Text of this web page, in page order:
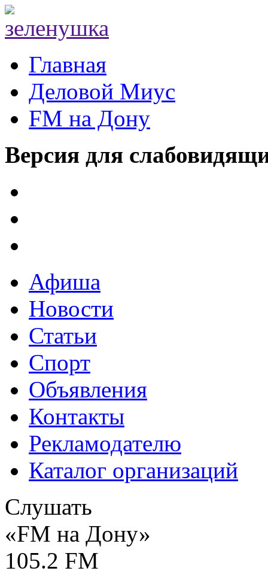
Главная
Деловой Миус
FM на Дону
Версия для
Афиша
Новости
Статьи
Спорт
Объявления
Контакты
Рекламодателю
Каталог организаций
Слушать
«FM на Дону»
105.2 FM